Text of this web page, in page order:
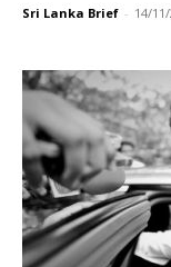
Sri Lanka Brief - 14/